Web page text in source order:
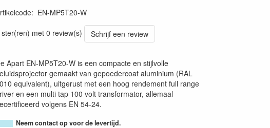
: EN-MP5T20-W
met 0 review(s)
Schrijf een review
Apart EN-MP5T20-W is een compacte en stijlvolle
gemaakt van gepoedercoat aluminium (RAL
equivalent), uitgerust met een hoog rendement full range
en een multi tap 100 volt transformator, allemaal
volgens EN 54-24.
Neem contact op voor de levertijd.